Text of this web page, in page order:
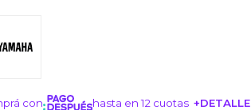
con hasta en 12 cuotas +DETALLE